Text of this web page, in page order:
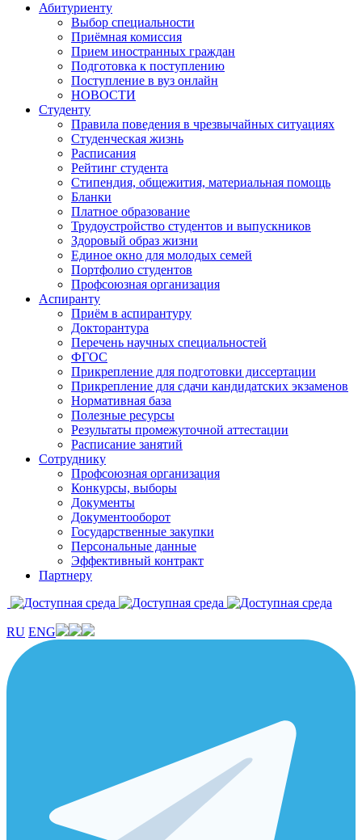
Абитуриенту
Выбор специальности
Приёмная комиссия
Прием иностранных граждан
Подготовка к поступлению
Поступление в вуз онлайн
НОВОСТИ
Студенту
Правила поведения в чрезвычайных ситуациях
Студенческая жизнь
Расписания
Рейтинг студента
Стипендия, общежития, материальная помощь
Бланки
Платное образование
Трудоустройство студентов и выпускников
Здоровый образ жизни
Единое окно для молодых семей
Портфолио студентов
Профсоюзная организация
Аспиранту
Приём в аспирантуру
Докторантура
Перечень научных специальностей
ФГОС
Прикрепление для подготовки диссертации
Прикрепление для сдачи кандидатских экзаменов
Нормативная база
Полезные ресурсы
Результаты промежуточной аттестации
Расписание занятий
Сотруднику
Профсоюзная организация
Конкурсы, выборы
Документы
Документооборот
Государственные закупки
Персональные данные
Эффективный контракт
Партнеру
RU ENG